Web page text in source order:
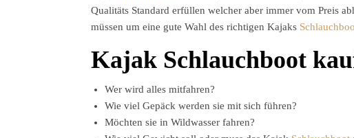
Qualitäts Standard erfüllen welcher aber immer vom Preis
müssen um eine gute Wahl des richtigen Kajaks
Kajak Schlauchboot
Wer wird alles mitfahren?
Wie viel Gepäck werden sie mit sich führen?
Möchten sie in Wildwasser fahren?